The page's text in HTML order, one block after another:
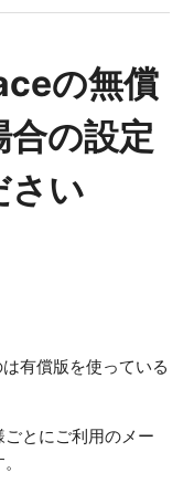
の無償
の設定
さい
有償版を使っている
とにご利用のメー